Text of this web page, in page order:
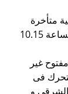
متأخرة
غير
فى
و